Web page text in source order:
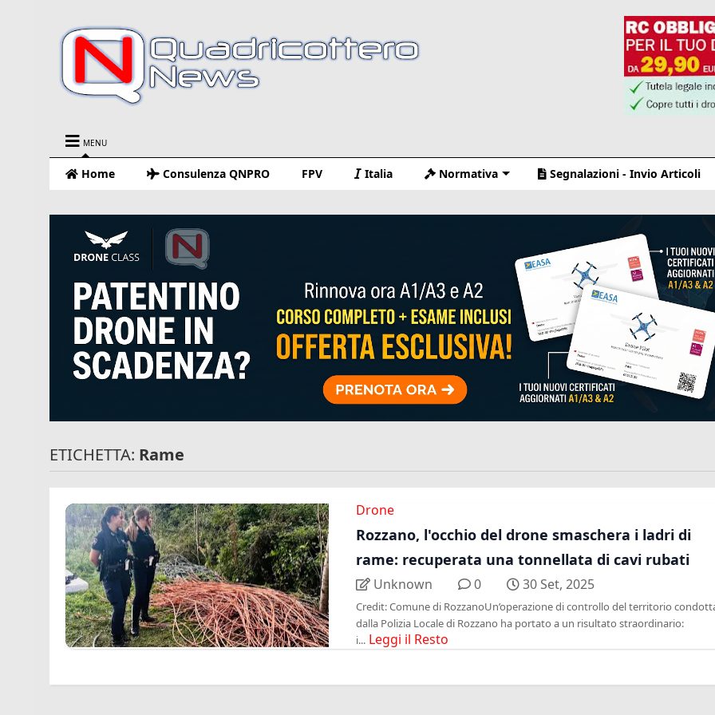
MENU
Home Consulenza QNPRO FPV Italia Normativa Segnalazioni - Invio Articoli
ETICHETTA: Rame
Drone
Rozzano, l'occhio del drone smaschera i ladri di
rame: recuperata una tonnellata di cavi rubati
Unknown 0 30 Set, 2025
Credit: Comune di RozzanoUn’operazione di controllo del territorio
dalla Polizia Locale di Rozzano ha portato a un risultato straordinario:
i... Leggi il Resto